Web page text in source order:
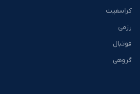
کراسفیت
رزمی
فوتبال
گروهی